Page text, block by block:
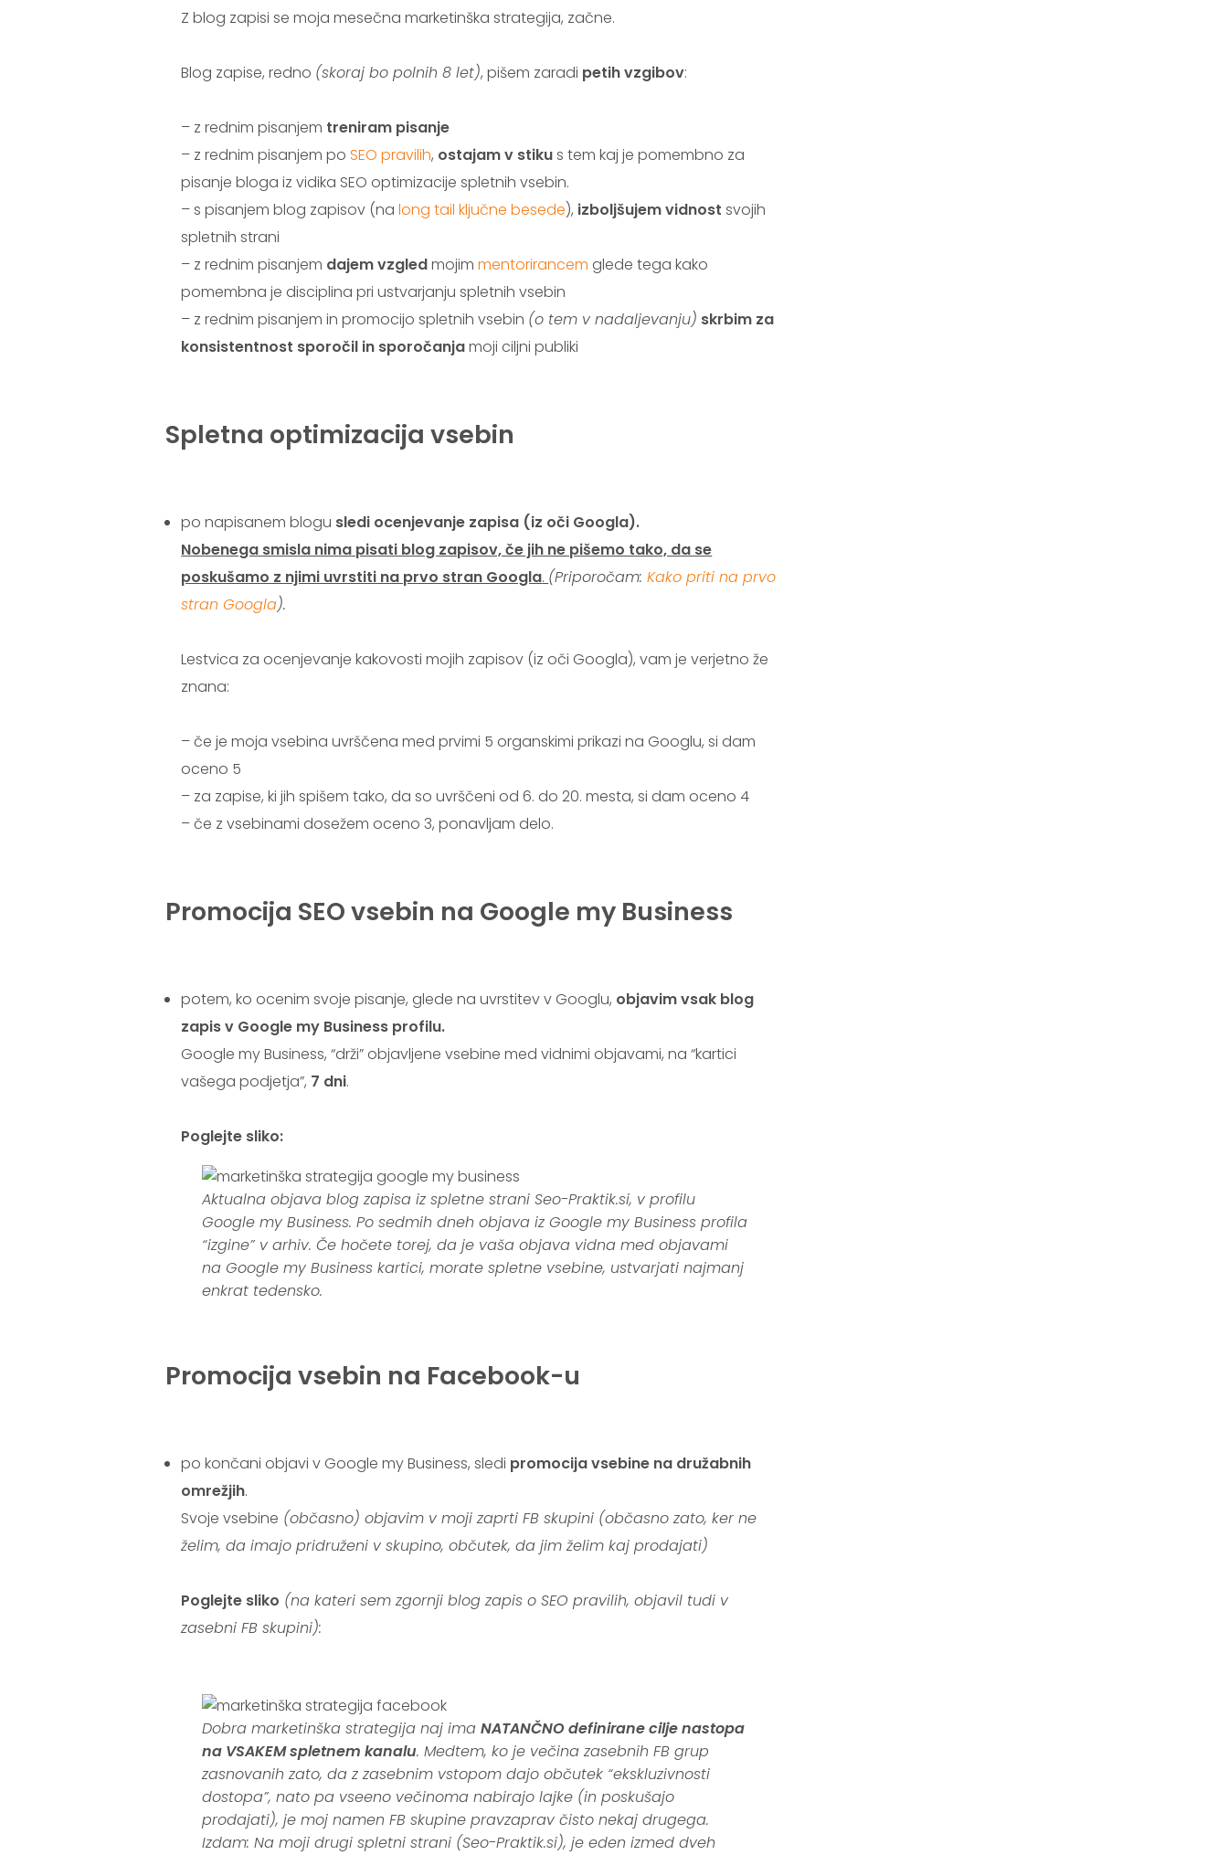
Z blog zapisi se moja mesečna marketinška strategija, začne.
Blog zapise, redno (skoraj bo polnih 8 let), pišem zaradi petih vzgibov:
– z rednim pisanjem treniram pisanje
– z rednim pisanjem poSEO pravilih, ostajam v stikus tem kaj je pomembno za
pisanje bloga iz vidika SEO optimizacije spletnih vsebin.
– s pisanjem blog zapisov (nalong tail ključne besede), izboljšujem vidnostsvojih
spletnih strani
– z rednim pisanjem dajem vzgledmojimmentorirancem glede tega kako
pomembna je disciplina pri ustvarjanju spletnih vsebin
– z rednim pisanjem in promocijo spletnih vsebin (o tem v nadaljevanju) skrbim za
konsistentnost sporočil in sporočanjamoji ciljni publiki
Spletna optimizacija vsebin
po napisanem blogu sledi ocenjevanje zapisa (iz oči Googla).
Nobenega smisla nima pisati blog zapisov, če jih ne pišemo tako, da se
poskušamo z njimi uvrstiti na prvo stran Googla. (Priporočam:Kako priti na prvo
stran Googla).
Lestvica za ocenjevanje kakovosti mojih zapisov (iz oči Googla), vam je verjetno že
znana:
– če je moja vsebina uvrščena med prvimi 5 organskimi prikazi na Googlu, si dam
oceno 5
– za zapise, ki jih spišem tako, da so uvrščeni od 6. do 20. mesta, si dam oceno 4
– če z vsebinami dosežem oceno 3, ponavljam delo.
Promocija SEO vsebin na Google my Business
potem, ko ocenim svoje pisanje, glede na uvrstitev v Googlu, objavim vsak blog
zapis v Google my Business profilu.
Google my Business, “drži” objavljene vsebine med vidnimi objavami, na “kartici
vašega podjetja”, 7 dni.
Poglejte sliko:
Aktualna objava blog zapisa iz spletne strani Seo-Praktik.si, v profilu
Google my Business. Po sedmih dneh objava iz Google my Business profila
“izgine” v arhiv. Če hočete torej, da je vaša objava vidna med objavami
na Google my Business kartici, morate spletne vsebine, ustvarjati najmanj
enkrat tedensko.
Promocija vsebin na Facebook-u
po končani objavi v Google my Business, sledi promocija vsebine na družabnih
omrežjih.
Svoje vsebine (občasno) objavim v moji zaprti FB skupini (občasno zato, ker ne
želim, da imajo pridruženi v skupino, občutek, da jim želim kaj prodajati)
Poglejte sliko (na kateri sem zgornji blog zapis o SEO pravilih, objavil tudi v
zasebni FB skupini):
Dobra marketinška strategija naj ima NATANČNO definirane cilje nastopa
na VSAKEM spletnem kanalu. Medtem, ko je večina zasebnih FB grup
zasnovanih zato, da z zasebnim vstopom dajo občutek “ekskluzivnosti
dostopa”, nato pa vseeno večinoma nabirajo lajke (in poskušajo
prodajati), je moj namen FB skupine pravzaprav čisto nekaj drugega.
Izdam: Na moji drugi spletni strani (Seo-Praktik.si), je eden izmed dveh